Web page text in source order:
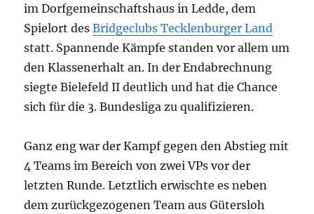
im Dorfgemeinschaftshaus in Ledde, dem
Spielort desBridgeclubs Tecklenburger Land
statt. Spannende Kämpfe standen vor allem um
den Klassenerhalt an. In der Endabrechnung
siegte Bielefeld II deutlich und hat die Chance
sich für die 3. Bundesliga zu qualifizieren.
Ganz eng war der Kampf gegen den Abstieg mit
4 Teams im Bereich von zwei VPs vor der
letzten Runde. Letztlich erwischte es neben
dem zurückgezogenen Team aus Gütersloh